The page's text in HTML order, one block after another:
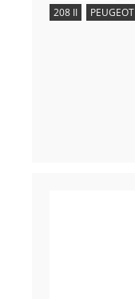
208 II
PEUGEOT